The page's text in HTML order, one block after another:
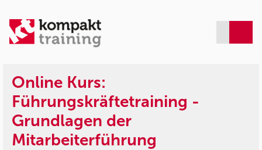
Online Kurs:
Führungskräftetraining -
Grundlagen der
Mitarbeiterführung